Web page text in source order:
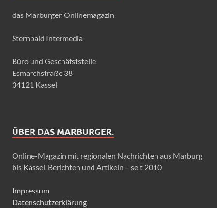
das Marburger. Onlinemagazin
Sternbald Intermedia
Büro und Geschäfststelle
Esmarchstraße 38
34121 Kassel
ÜBER DAS MARBURGER.
Online-Magazin mit regionalen Nachrichten aus Marburg
bis Kassel, Berichten und Artikeln – seit 2010
Impressum
Datenschutzerklärung